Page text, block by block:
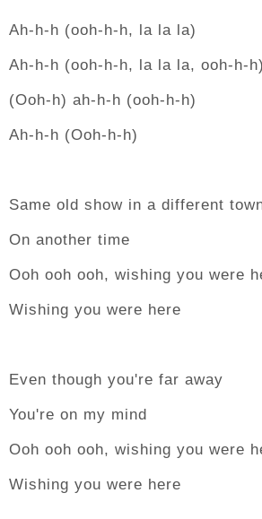
Ah-h-h (ooh-h-h, la la la)
Ah-h-h (ooh-h-h, la la la, ooh-h-h)
(Ooh-h) ah-h-h (ooh-h-h)
Ah-h-h (Ooh-h-h)
Same old show in a different
On another time
Ooh ooh ooh, wishing you were
Wishing you were here
Even though you're far away
You're on my mind
Ooh ooh ooh, wishing you were
Wishing you were here